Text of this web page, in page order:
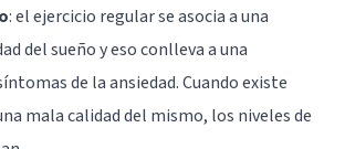
: el ejercicio regular se asocia a una
del sueño y eso conlleva a una
de la ansiedad. Cuando existe
mala calidad del mismo, los niveles de